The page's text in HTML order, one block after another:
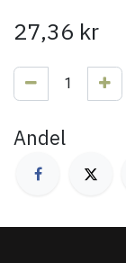
27,36 kr
Andel